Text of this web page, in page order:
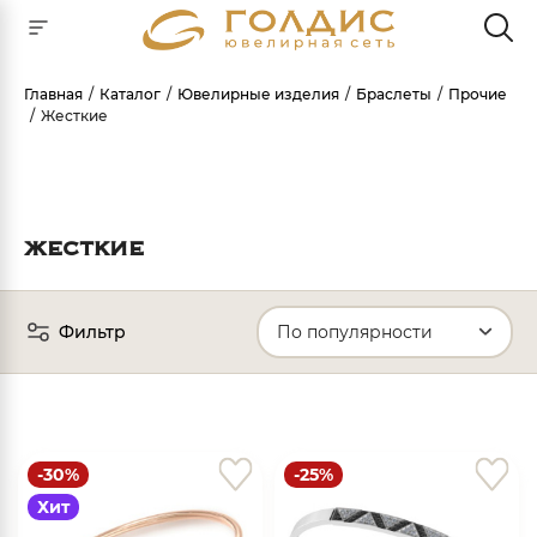
Главная Каталог Ювелирные изделия Браслеты
Прочие
Жесткие
ЖЕСТКИЕ
Фильтр
-30%
Хит
-25%
Для клиентов всех банков
ОПЛАТУ
ГРАФИК ПЛАТЕЖЕЙ
25%